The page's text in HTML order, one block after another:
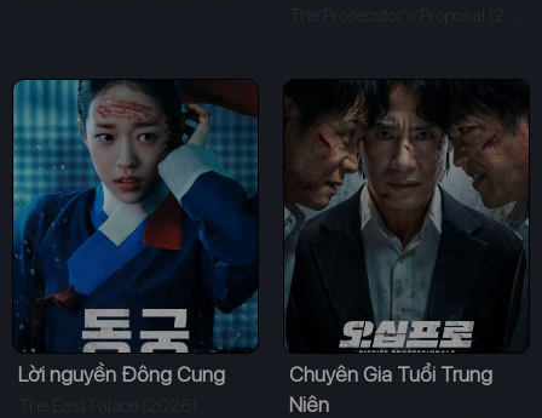
Lời nguyền Đông Cung
Chuyên Gia Tuổi Trung
Niên